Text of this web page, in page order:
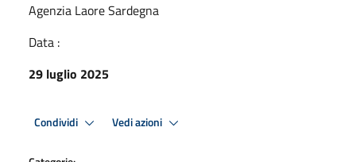
Agenzia Laore Sardegna
Data :
29 luglio 2025
Condividi Vedi azioni